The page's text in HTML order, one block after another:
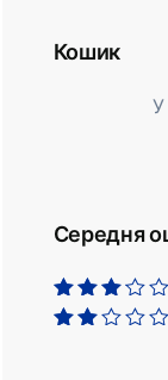
Кошик
У
Середня
Оцінено